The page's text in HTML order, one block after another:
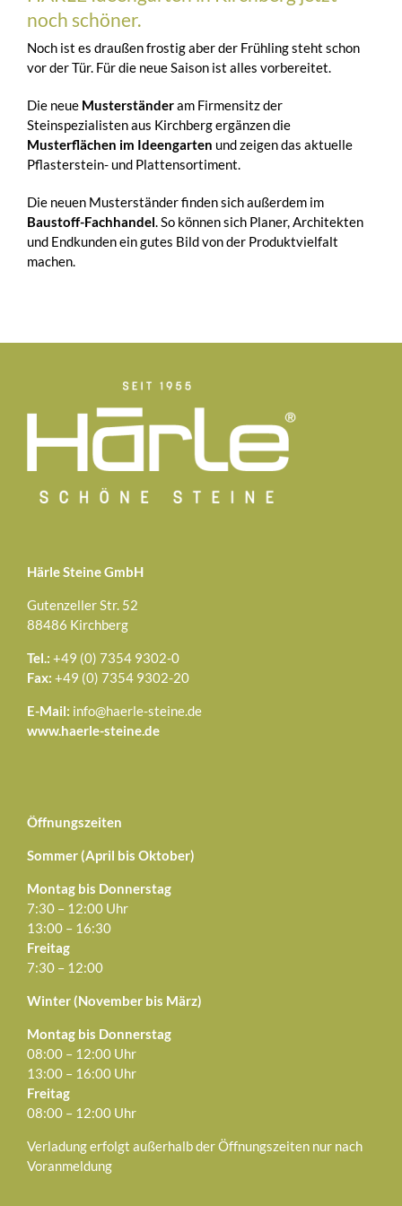
noch schöner.
Noch ist es draußen frostig aber der Frühling steht schon
vor der Tür. Für die neue Saison ist alles vorbereitet.
Die neue Musterständeram Firmensitz der
Steinspezialisten aus Kirchberg ergänzen die
Musterflächen im Ideengarten und zeigen das aktuelle
Pflasterstein- und Plattensortiment.
Die neuen Musterständer finden sich außerdem im
Baustoff-Fachhandel. So können sich Planer, Architekten
und Endkunden ein gutes Bild von der Produktvielfalt
machen.
Härle Steine GmbH
Gutenzeller Str. 52
88486 Kirchberg
Tel.: +49 (0) 7354 9302-0
Fax: +49 (0) 7354 9302-20
E-Mail: info@haerle-steine.de
www.haerle-steine.de
Öffnungszeiten
Sommer (April bis Oktober)
Montag bis Donnerstag
7:30 – 12:00 Uhr
13:00 – 16:30
Freitag
7:30 – 12:00
Winter (November bis März)
Montag bis Donnerstag
08:00 – 12:00 Uhr
13:00 – 16:00 Uhr
Freitag
08:00 – 12:00 Uhr
Verladung erfolgt außerhalb der Öffnungszeiten nur nach
Voranmeldung